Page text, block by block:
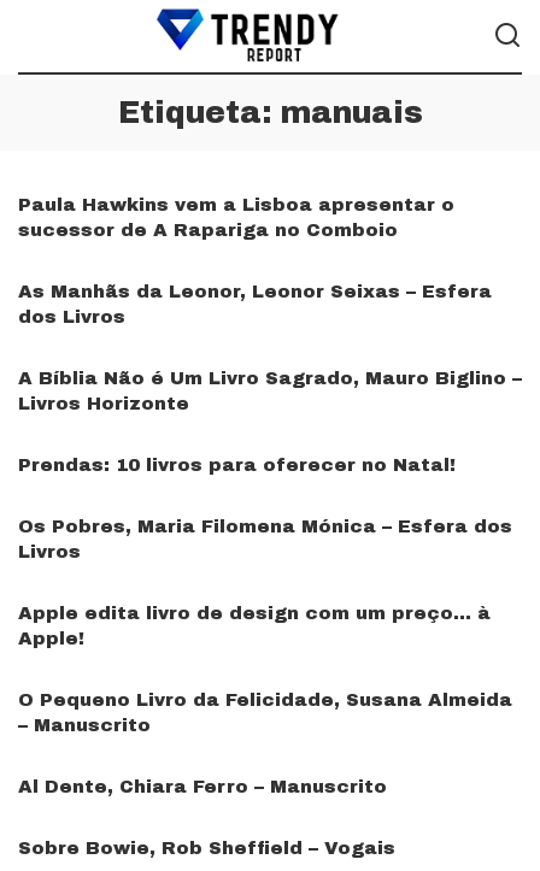
Etiqueta: manuais
Paula Hawkins vem a Lisboa apresentar o
sucessor de A Rapariga no Comboio
As Manhãs da Leonor, Leonor Seixas – Esfera
dos Livros
A Bíblia Não é Um Livro Sagrado, Mauro Biglino –
Livros Horizonte
Prendas: 10 livros para oferecer no Natal!
Os Pobres, Maria Filomena Mónica – Esfera dos
Livros
Apple edita livro de design com um preço… à
Apple!
O Pequeno Livro da Felicidade, Susana Almeida
– Manuscrito
Al Dente, Chiara Ferro – Manuscrito
Sobre Bowie, Rob Sheffield – Vogais